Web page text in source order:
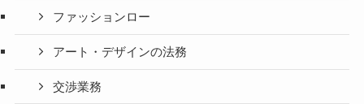
ファッションロー
アート・デザインの法務
交渉業務